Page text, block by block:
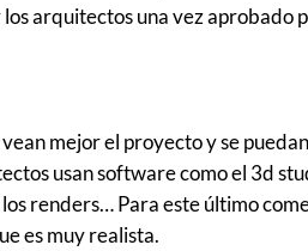
arquitectos una vez aprobado
mejor el proyecto y se
usan software como el 3d
renders… Para este último
es muy realista.